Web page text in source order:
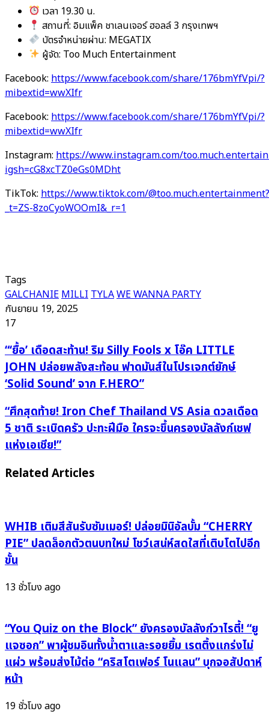
เวลา 19.30 น.
สถานที่: อิมแพ็ค ชาเลนเจอร์ ฮอลล์ 3 กรุงเทพฯ
บัตรจำหน่ายผ่าน: MEGATIX
ผู้จัด: Too Much Entertainment
Facebook: https://www.facebook.com/share/176bmYfVpi/?
mibextid=wwXIfr
Facebook: https://www.facebook.com/share/176bmYfVpi/?
mibextid=wwXIfr
Instagram: https://www.instagram.com/
igsh=cG8xcTZ0eGs0MDht
TikTok: https://www.tiktok.com/@too.much.entertainment?
_t=ZS-8zoCyoWOOmI&_r=1
Tags
GALCHANIEMILLITYLAWE WANNA PARTY
กันยายน 19, 2025
17
“‘ยื้อ’
เดือด
สะท้าน!
ริม
Silly
Fools
x
โอ๊ค
JOHN
สะท้อน
ฟาด
มันส์
ใน
เจ
ยักษ์
‘Solid
Sound’
จาก
F.HERO”
“‘ยื้อ’ เดือดสะท้าน! ริม Silly Fools x โอ๊ค LITTLE
JOHN ปล่อยพลังสะท้อน ฟาดมันส์ในโปรเจกต์ยักษ์
‘Solid Sound’ จาก F.HERO”
“ศึก
สุดท้าย!
Iron
Chef
Thailand
VS
เดือด
5
ชาติ
ระเบิด
ครัว
ใคร
จะ
ขึ้น
ครอง
บัลลังก์
แห่ง
“ศึกสุดท้าย! Iron Chef Thailand VS Asia ดวลเดือด
5 ชาติ ระเบิดครัว ปะทะฝีมือ ใครจะขึ้นครองบัลลังก์เชฟ
แห่งเอเชีย!”
Related Articles
WHIB เติมสีสันรับซัมเมอร์! ปล่อยมินิอัลบั้ม “CHERRY
PIE” ปลดล็อกตัวตนบทใหม่ โชว์เสน่ห์สดใสที่เติบโตไปอีก
ขั้น
13 ชั่วโมง ago
“You Quiz on the Block” ยังครองบัลลังก์วาไรตี้! “ยู
แจซอก” พาผู้ชมอินทั้งน้ำตาและรอยยิ้ม เรตติ้งแกร่งไม่
แผ่ว พร้อมส่งไม้ต่อ “คริสโตเฟอร์ โนแลน” บุกจอสัปดาห์
หน้า
19 ชั่วโมง ago